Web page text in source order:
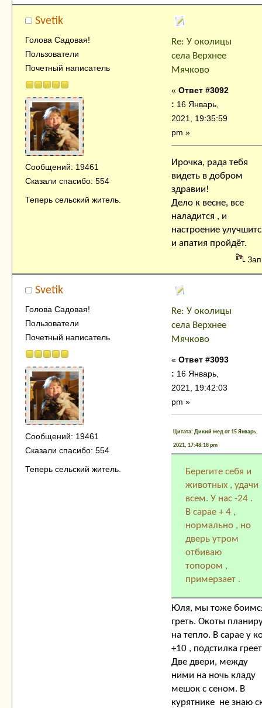
Svetik
Голова Садовая!
Пользователи
Почетный написатель
Сообщений: 19461
Сказали спасибо: 554
Теперь сельский житель.
Re: У околицы
села Верхнее
Мячково
« Ответ #3092
: 16 Январь,
2021, 19:35:59
pm »
Ирочка, рада тебя
видеть в добром
здравии!
Дело к весне, все
наладится , и
настроение
и апатия пройдёт.
Svetik
Голова Садовая!
Пользователи
Почетный написатель
Сообщений: 19461
Сказали спасибо: 554
Теперь сельский житель.
Re: У околицы
села Верхнее
Мячково
« Ответ #3093
: 16 Январь,
2021, 19:42:03
pm »
Цитата: Дикий мед от 15 Январь,
2021, 17:48:18 pm
Берегите себя и
животных , удачи
всем. У нас -24 .
В сарае + 4 ,
нормально , но
дверь утром
отбиваю
топором ,
примерзает .
Юля, мы тоже
греть. Окоты
на тепло. В сарае у
+10 , подстилка
Две двери, между
ними на ночь кладу
мешок с сеном. В
курятнике не знаю